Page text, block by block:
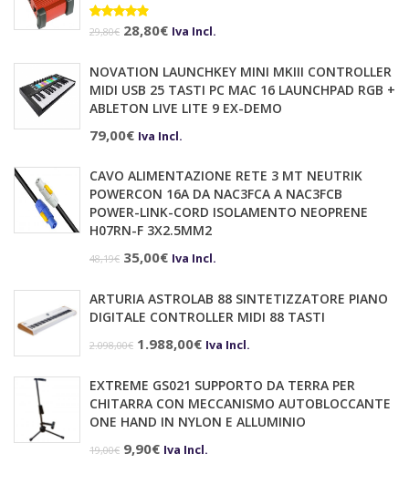
Valutato
4.75 su 5
29,80€ Il
originale
era:
29,80€.
28,80€Il
attuale
è:
28,80€.
Iva Incl.
NOVATION LAUNCHKEY MINI MKIII CONTROLLER
MIDI USB 25 TASTI PC MAC 16 LAUNCHPAD RGB +
ABLETON LIVE LITE 9 EX-DEMO
79,00€ Iva Incl.
CAVO ALIMENTAZIONE RETE 3 MT NEUTRIK
POWERCON 16A DA NAC3FCA A NAC3FCB
POWER-LINK-CORD ISOLAMENTO NEOPRENE
H07RN-F 3X2.5MM2
48,19€ Il
originale
35,00€Il
attuale
Iva Incl.
ARTURIA ASTROLAB 88 SINTETIZZATORE PIANO
DIGITALE CONTROLLER MIDI 88 TASTI
2.098,00€ Il
originale
era:
2.098,00€.
1.988,00€Il
attuale
è:
1.988,00€.
Iva Incl.
EXTREME GS021 SUPPORTO DA TERRA PER
CHITARRA CON MECCANISMO AUTOBLOCCANTE
ONE HAND IN NYLON E ALLUMINIO
19,00€ Il
9,90€IlIva Incl.